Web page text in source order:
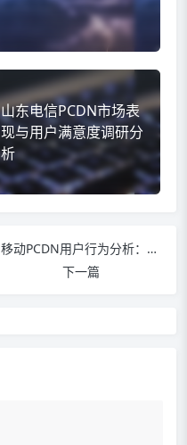
山东电信PCDN市场表
现与用户满意度调研分
析
移动PCDN用户行为分析：大数据驱动的个性化服务优化策略
下一篇